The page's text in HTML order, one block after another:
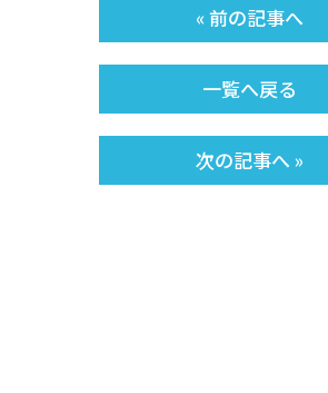
« 前の記事へ
一覧へ戻る
次の記事へ »